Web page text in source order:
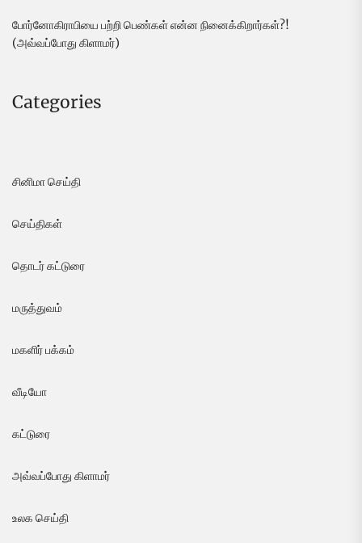
போர்னோகிராபியை பற்றி பெண்கள் என்ன நினைக்கிறார்கள்?!
(அவ்வப்போது கிளாமர்)
Categories
சினிமா செய்தி
செய்திகள்
தொடர் கட்டுரை
மருத்துவம்
மகளிர் பக்கம்
வீடியோ
கட்டுரை
அவ்வப்போது கிளாமர்
உலக செய்தி